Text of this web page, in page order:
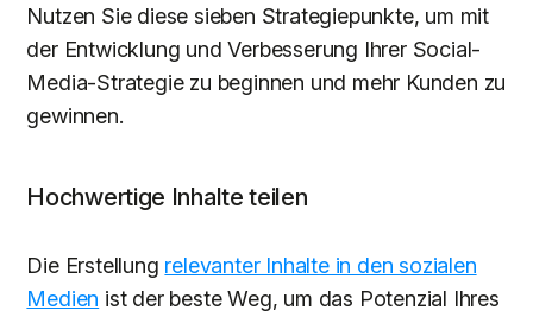
Nutzen Sie diese sieben Strategiepunkte, um mit
der Entwicklung und Verbesserung Ihrer Social-
Media-Strategie zu beginnen und mehr Kunden zu
gewinnen.
Hochwertige Inhalte teilen
Die Erstellung relevanter Inhalte in den sozialen
Medien ist der beste Weg, um das Potenzial Ihres